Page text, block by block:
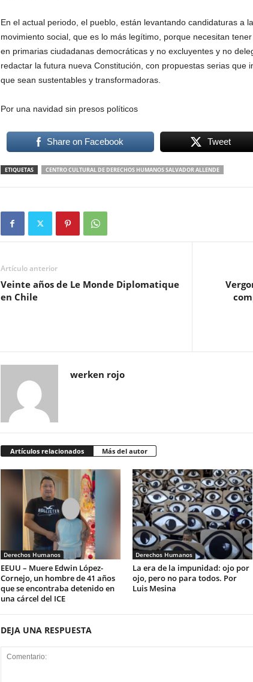
En el actual periodo, el pueblo, están levantando candidaturas a
movimiento social, que es lo más legítimo, porque necesitan
en primarias ciudadanas democráticas y no excluyentes y no
redactar la futura nueva Constitución, con propuestas serias que
que sean sustentables y transformadoras.
Por una navidad sin presos políticos
Share on Facebook Tweet
ETIQUETAS CENTRO CULTURAL DE DERECHOS HUMANOS SALVADOR ALLENDE
Artículo anterior
Veinte años de Le Monde Diplomatique
en Chile
werken rojo
Artículos relacionados Más del autor
Derechos Humanos
EEUU – Muere Edwin López-
Cornejo, un hombre de 41 años
que se encontraba detenido en
una cárcel del ICE
Derechos Humanos
La era de la impunidad: ojo por
ojo, pero no para todos. Por
Luis Mesina
DEJA UNA RESPUESTA